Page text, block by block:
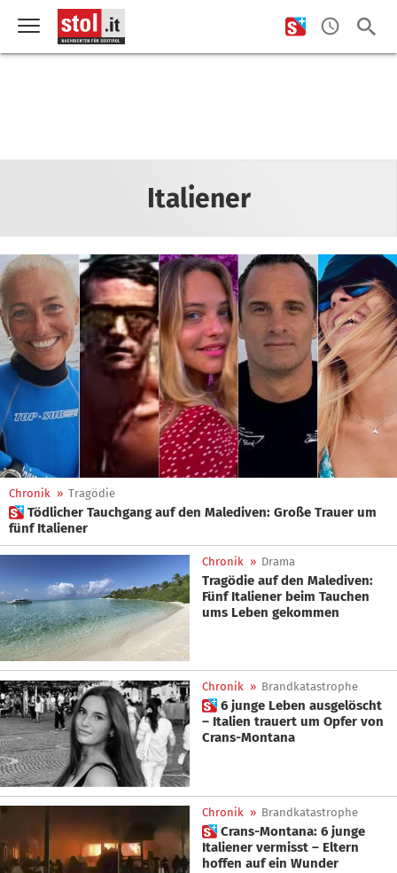
Italiener
Chronik » Tragödie
 Tödlicher Tauchgang auf den Malediven: Große Trauer um
fünf Italiener
Chronik » Drama
Tragödie auf den Malediven:
Fünf Italiener beim Tauchen
ums Leben gekommen
Chronik » Brandkatastrophe
 6 junge Leben ausgelöscht
– Italien trauert um Opfer von
Crans-Montana
Chronik » Brandkatastrophe
 Crans-Montana: 6 junge
Italiener vermisst – Eltern
hoffen auf ein Wunder